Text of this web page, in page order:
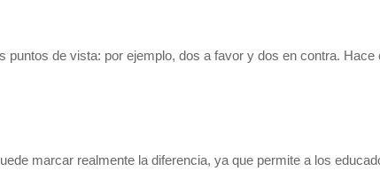
de vista: por ejemplo, dos a favor y dos en contra. Hace
marcar realmente la diferencia, ya que permite a los